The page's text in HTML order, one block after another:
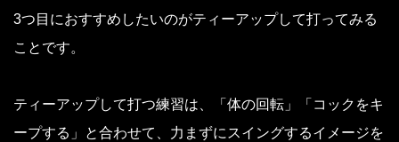
3つ目におすすめしたいのがティーアップして打ってみる
ことです。
ティーアップして打つ練習は、「体の回転」「コックをキ
ープする」と合わせて、力まずにスイングするイメージを